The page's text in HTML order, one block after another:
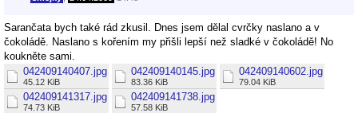
Sarančata bych také rád zkusil. Dnes jsem dělal cvrčky naslano a v
čokoládě. Naslano s kořením my přišli lepší než sladké v čokoládě! No
koukněte sami.
042409140407.jpg
45.12 KiB
042409140145.jpg
83.36 KiB
042409140602.jpg
79.04 KiB
042409141317.jpg
74.73 KiB
042409141738.jpg
57.58 KiB